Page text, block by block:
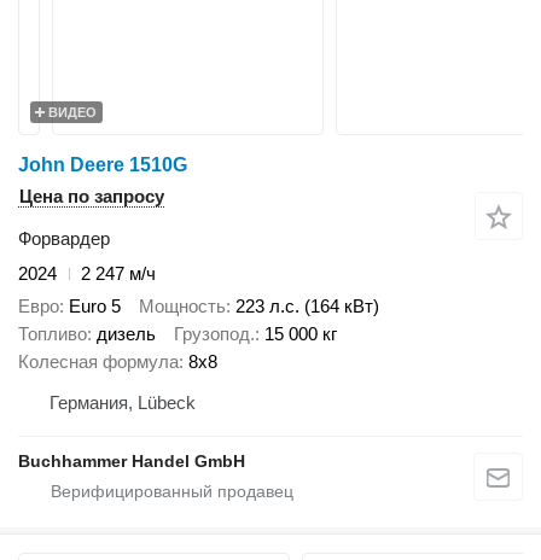
ВИДЕО
John Deere 1510G
Цена по запросу
Форвардер
2024
2 247 м/ч
Евро Euro 5 Мощность 223 л.с. (164 кВт)
Топливо дизель Грузопод. 15 000 кг
Колесная формула 8x8
Германия, Lübeck
Buchhammer Handel GmbH